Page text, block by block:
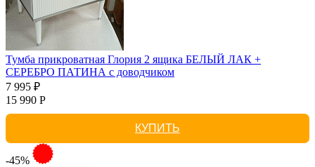
Тумба прикроватная Глория 2 ящика БЕЛЫЙ ЛАК +
СЕРЕБРО ПАТИНА с доводчиком
7 995 ₽
15 990 Р
КУПИТЬ
-45%